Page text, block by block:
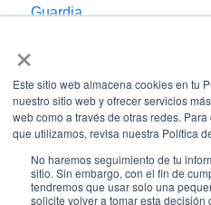
×
Este sitio web almacena cookies en tu
nuestro sitio web y ofrecer servicios
web como a través de otras redes.
que utilizamos, revisa nuestra Política
No haremos seguimiento de tu
sitio. Sin embargo, con el fin de
tendremos que usar solo una
solicite volver a tomar esta decisión
Guardia